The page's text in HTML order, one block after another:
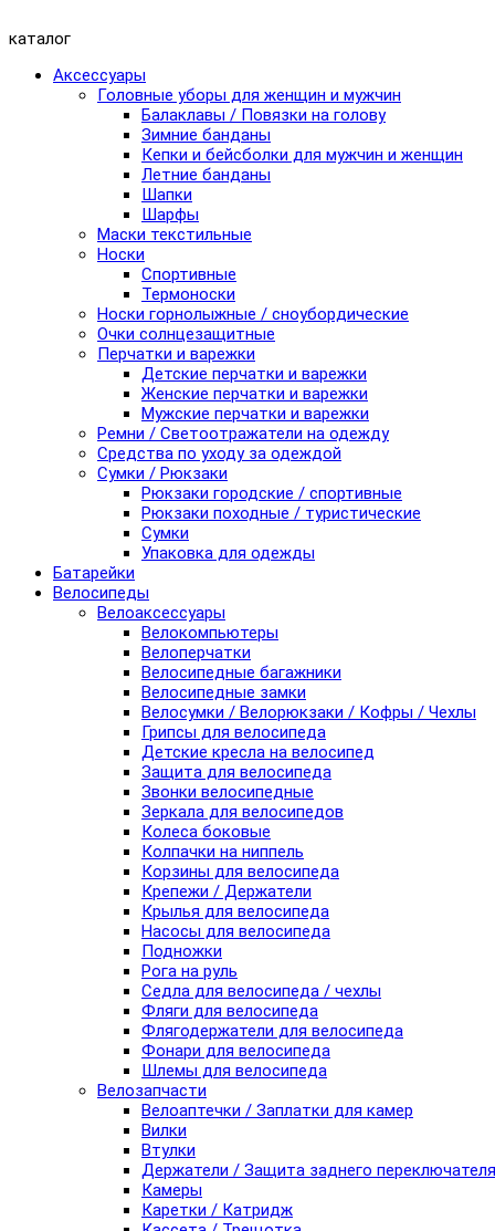
каталог
Аксессуары
Головные уборы для женщин и мужчин
Балаклавы / Повязки на голову
Зимние банданы
Кепки и бейсболки для мужчин и женщин
Летние банданы
Шапки
Шарфы
Маски текстильные
Носки
Спортивные
Термоноски
Носки горнолыжные / сноубордические
Очки солнцезащитные
Перчатки и варежки
Детские перчатки и варежки
Женские перчатки и варежки
Мужские перчатки и варежки
Ремни / Светоотражатели на одежду
Средства по уходу за одеждой
Сумки / Рюкзаки
Рюкзаки городские / спортивные
Рюкзаки походные / туристические
Сумки
Упаковка для одежды
Батарейки
Велосипеды
Велоаксессуары
Велокомпьютеры
Велоперчатки
Велосипедные багажники
Велосипедные замки
Велосумки / Велорюкзаки / Кофры / Чехлы
Грипсы для велосипеда
Детские кресла на велосипед
Защита для велосипеда
Звонки велосипедные
Зеркала для велосипедов
Колеса боковые
Колпачки на ниппель
Корзины для велосипеда
Крепежи / Держатели
Крылья для велосипеда
Насосы для велосипеда
Подножки
Рога на руль
Седла для велосипеда / чехлы
Фляги для велосипеда
Флягодержатели для велосипеда
Фонари для велосипеда
Шлемы для велосипеда
Велозапчасти
Велоаптечки / Заплатки для камер
Вилки
Втулки
Держатели / Защита заднего переключателя
Камеры
Каретки / Катридж